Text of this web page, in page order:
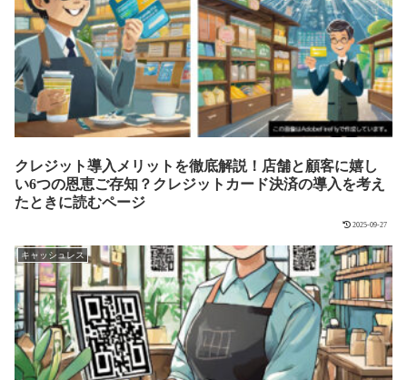
クレジット導入メリットを徹底解説！店舗と顧客に嬉し
い6つの恩恵ご存知？クレジットカード決済の導入を考え
たときに読むページ
2025-09-27
キャッシュレス